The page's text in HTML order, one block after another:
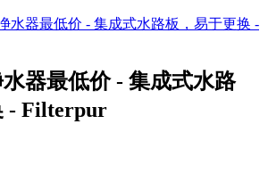
器最低价 - 集成式水路
- Filterpur